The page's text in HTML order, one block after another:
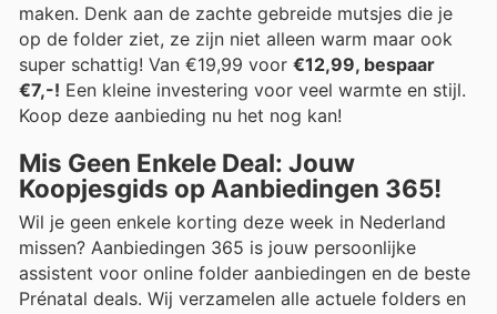
maken. Denk aan de zachte gebreide mutsjes die je
op de folder ziet, ze zijn niet alleen warm maar ook
super schattig! Van €19,99 voor €12,99, bespaar
€7,-! Een kleine investering voor veel warmte en stijl.
Koop deze aanbieding nu het nog kan!
Mis Geen Enkele Deal: Jouw
Koopjesgids op Aanbiedingen 365!
Wil je geen enkele korting deze week in Nederland
missen? Aanbiedingen 365 is jouw persoonlijke
assistent voor online folder aanbiedingen en de beste
Prénatal deals. Wij verzamelen alle actuele folders en